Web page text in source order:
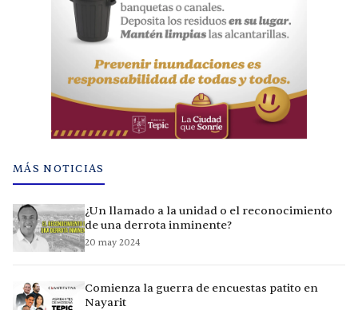
MÁS NOTICIAS
¿Un llamado a la unidad o el reconocimiento
de una derrota inminente?
20 may 2024
Comienza la guerra de encuestas patito en
Nayarit